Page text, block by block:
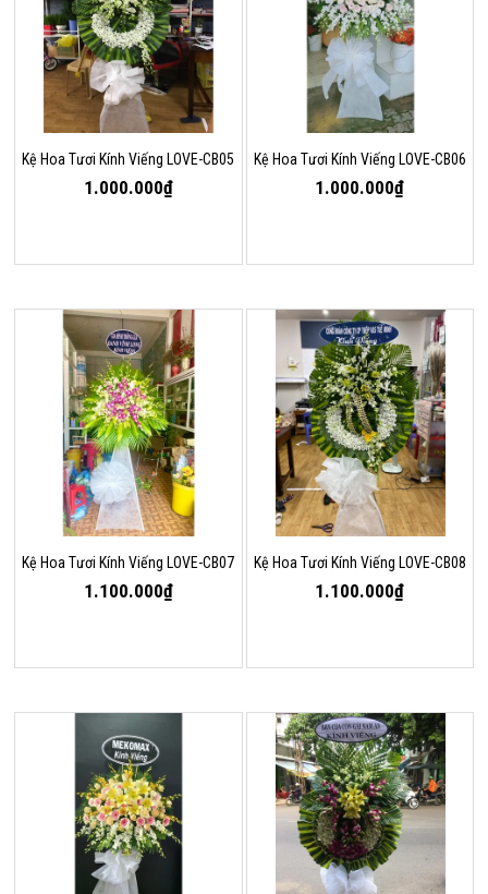
Kệ Hoa Tươi Kính Viếng LOVE-CB05
1.000.000₫
Kệ Hoa Tươi Kính Viếng LOVE-CB06
1.000.000₫
Kệ Hoa Tươi Kính Viếng LOVE-CB07
1.100.000₫
Kệ Hoa Tươi Kính Viếng LOVE-CB08
1.100.000₫